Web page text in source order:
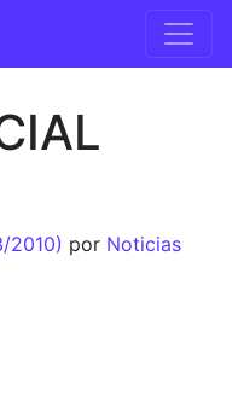
2010) por Noticias